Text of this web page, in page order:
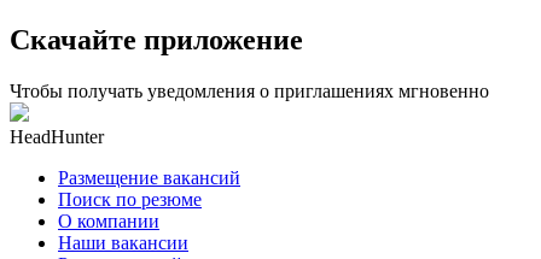
Скачайте приложение
Чтобы получать уведомления о приглашениях мгновенно
HeadHunter
Размещение вакансий
Поиск по резюме
О компании
Наши вакансии